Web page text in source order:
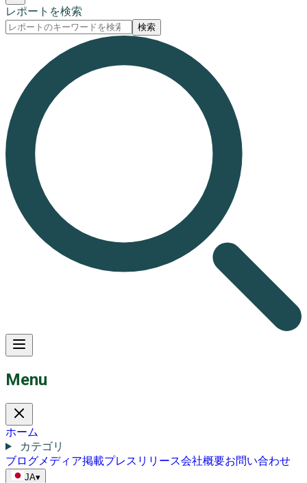
レポートを検索
検索
Menu
ホーム
カテゴリ
ブログメディア掲載プレスリリース会社概要お問い合わせ
JA▾